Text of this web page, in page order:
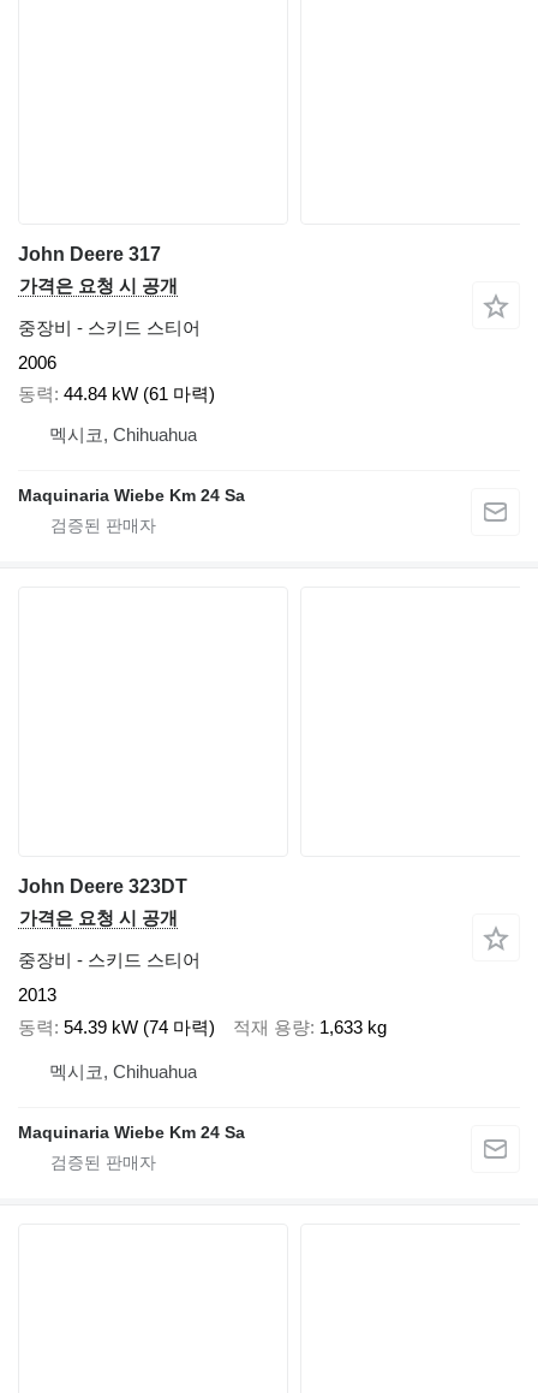
John Deere 317
가격은 요청 시 공개
중장비 - 스키드 스티어
2006
동력 44.84 kW (61 마력)
멕시코, Chihuahua
Maquinaria Wiebe Km 24 Sa
John Deere 323DT
가격은 요청 시 공개
중장비 - 스키드 스티어
2013
동력 54.39 kW (74 마력) 적재 용량 1,633 kg
멕시코, Chihuahua
Maquinaria Wiebe Km 24 Sa